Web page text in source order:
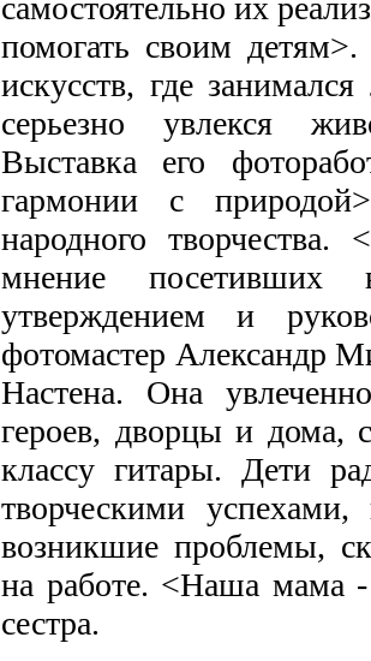
самостоятельно их
помогать своим
искусств, где
серьезно увлекся
Выставка его
гармонии с
народного творчества.
мнение посетивших
утверждением и
фотомастер Александр
Настена. Она
героев, дворцы и дома,
классу гитары. Дети
творческими
возникшие проблемы,
на работе. <Наша мама -
сестра.